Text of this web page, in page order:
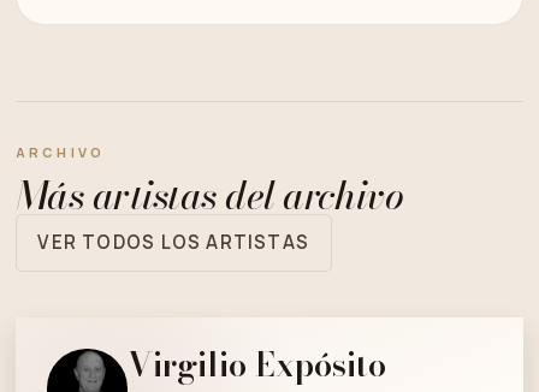
ARCHIVO
Más artistas del archivo
VER TODOS LOS ARTISTAS
Virgilio Expósito